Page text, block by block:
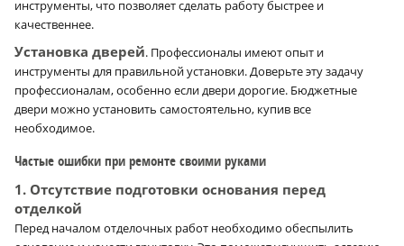
инструменты, что позволяет сделать работу быстрее и
качественнее.
Установка дверей. Профессионалы имеют опыт и
инструменты для правильной установки. Доверьте эту задачу
профессионалам, особенно если двери дорогие. Бюджетные
двери можно установить самостоятельно, купив все
необходимое.
Частые ошибки при ремонте своими руками
1. Отсутствие подготовки основания перед
отделкой
Перед началом отделочных работ необходимо обеспылить